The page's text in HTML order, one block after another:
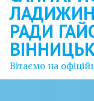
РАДИ
Вітаємо на